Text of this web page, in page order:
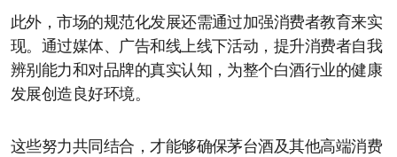
此外，市场的规范化发展还需通过加强消费者教育来实
现。通过媒体、广告和线上线下活动，提升消费者自我
辨别能力和对品牌的真实认知，为整个白酒行业的健康
发展创造良好环境。
这些努力共同结合，才能够确保茅台酒及其他高端消费